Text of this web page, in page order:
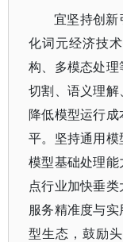
宜坚持创新
化词元经济技
构、多模态处理
切割、语义理解
降低模型运行
平。坚持通用模
模型基础处理
点行业加快垂
服务精准度与
型生态，鼓励